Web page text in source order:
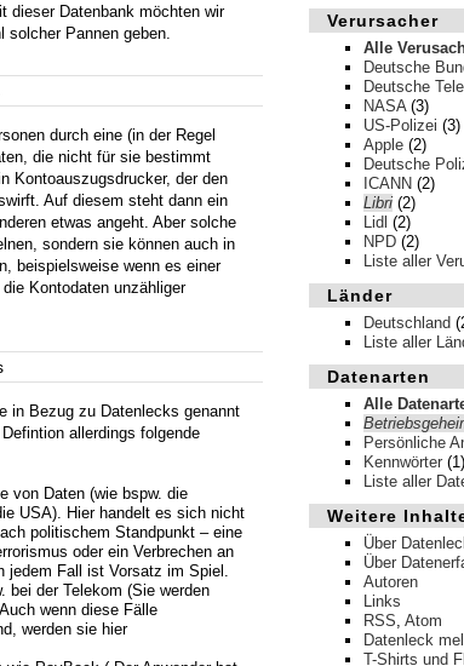
Verursacher
Alle
Deutsche
Deutsche
NASA(3)
US-Polizei (3)
Apple (2)
Deutsche
ICANN (2)
Libri (2)
Lidl (2)
NPD (2)
Liste aller
Länder
Deutschland
Liste aller
Datenarten
Alle
Persönliche
Kennwörter (1)
Liste aller
Weitere
Über
Über
Autoren
Links
RSS, Atom
Datenleck
T-Shirts und
dieser Datenbank möchten wir
Pannen geben.
durch eine (in der Regel
die nicht für sie bestimmt
Kontoauszugsdrucker, der den
Auf diesem steht dann ein
etwas angeht. Aber solche
sondern sie können auch in
beispielsweise wenn es einer
Kontodaten unzähliger
in Bezug zu Datenlecks genannt
allerdings folgende
von Daten (wie bspw. die
USA). Hier handelt es sich nicht
politischem Standpunkt – eine
oder ein Verbrechen an
Fall ist Vorsatz im Spiel.
bei der Telekom (Sie werden
wenn diese Fälle
werden sie hier